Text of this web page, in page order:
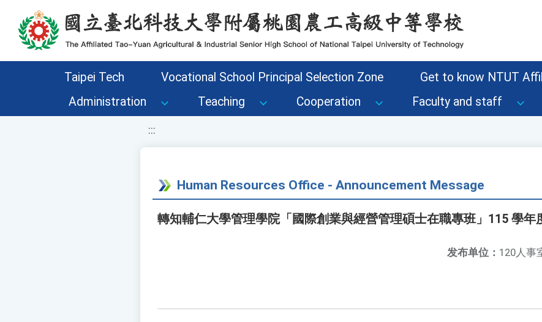
移至網頁之主要內容區位置
Taipei Tech Vocational School Principal Selection Zone
Get to know NTUT
Administration
Teaching Cooperation Faculty and staff
:::
Human Resources Office - Announcement Message
轉知輔仁大學管理學院「國際創業與經營管理碩士在職專班」115 學年
发布单位： 120人事